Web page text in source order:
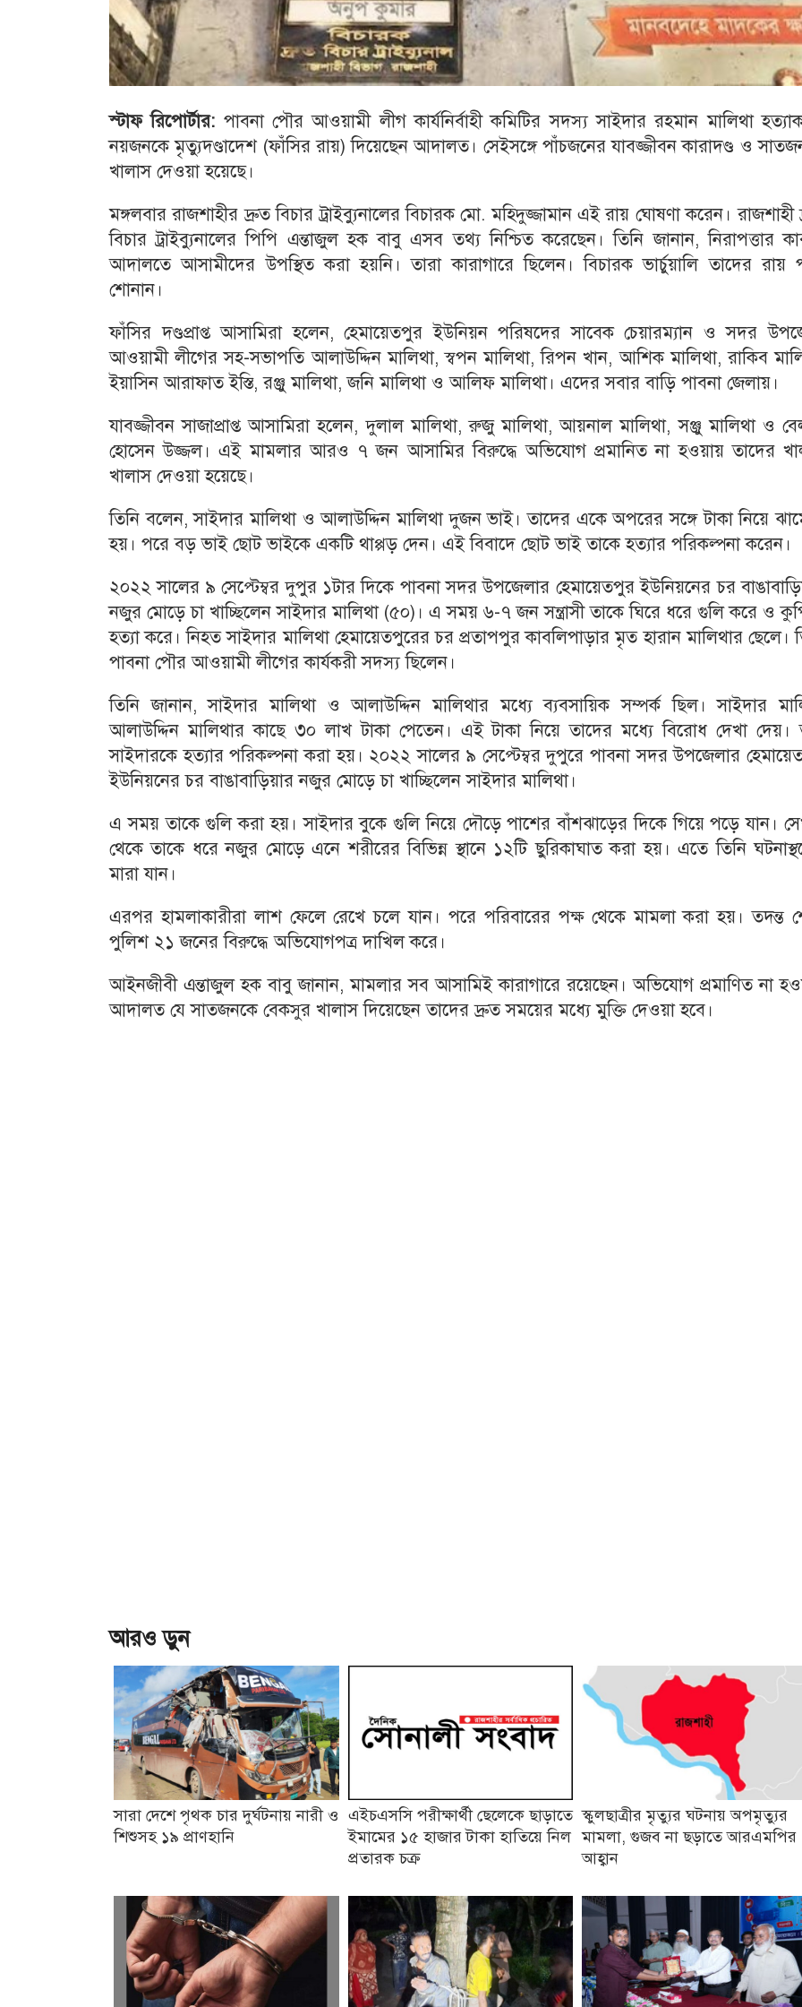
স্টাফ রিপোর্টার: পাবনা পৌর আওয়ামী লীগ কার্যনির্বাহী কমিটির সদস্য সাইদার রহমান মালিথা
নয়জনকে মৃত্যুদণ্ডাদেশ (ফাঁসির রায়) দিয়েছেন আদালত। সেইসঙ্গে পাঁচজনের যাবজ্জীবন কারাদণ্ড ও
খালাস দেওয়া হয়েছে।
মঙ্গলবার রাজশাহীর দ্রুত বিচার ট্রাইব্যুনালের বিচারক মো. মহিদুজ্জামান এই রায় ঘোষণা করেন। রাজশাহী
বিচার ট্রাইব্যুনালের পিপি এন্তাজুল হক বাবু এসব তথ্য নিশ্চিত করেছেন। তিনি জানান, নিরাপত্তার
আদালতে আসামীদের উপস্থিত করা হয়নি। তারা কারাগারে ছিলেন। বিচারক ভার্চুয়ালি তাদের রায়
শোনান।
ফাঁসির দণ্ডপ্রাপ্ত আসামিরা হলেন, হেমায়েতপুর ইউনিয়ন পরিষদের সাবেক চেয়ারম্যান ও সদর
আওয়ামী লীগের সহ-সভাপতি আলাউদ্দিন মালিথা, স্বপন মালিথা, রিপন খান, আশিক মালিথা, রাকিব
ইয়াসিন আরাফাত ইস্তি, রঞ্জু মালিথা, জনি মালিথা ও আলিফ মালিথা। এদের সবার বাড়ি পাবনা জেলায়।
যাবজ্জীবন সাজাপ্রাপ্ত আসামিরা হলেন, দুলাল মালিথা, রুজু মালিথা, আয়নাল মালিথা, সঞ্জু মালিথা ও
হোসেন উজ্জল। এই মামলার আরও ৭ জন আসামির বিরুদ্ধে অভিযোগ প্রমানিত না হওয়ায় তাদের
খালাস দেওয়া হয়েছে।
তিনি বলেন, সাইদার মালিথা ও আলাউদ্দিন মালিথা দুজন ভাই। তাদের একে অপরের সঙ্গে টাকা নিয়ে
হয়। পরে বড় ভাই ছোট ভাইকে একটি থাপ্পড় দেন। এই বিবাদে ছোট ভাই তাকে হত্যার পরিকল্পনা করেন।
২০২২ সালের ৯ সেপ্টেম্বর দুপুর ১টার দিকে পাবনা সদর উপজেলার হেমায়েতপুর ইউনিয়নের চর
নজুর মোড়ে চা খাচ্ছিলেন সাইদার মালিথা (৫০)। এ সময় ৬-৭ জন সন্ত্রাসী তাকে ঘিরে ধরে গুলি করে ও
হত্যা করে। নিহত সাইদার মালিথা হেমায়েতপুরের চর প্রতাপপুর কাবলিপাড়ার মৃত হারান মালিথার ছেলে।
পাবনা পৌর আওয়ামী লীগের কার্যকরী সদস্য ছিলেন।
তিনি জানান, সাইদার মালিথা ও আলাউদ্দিন মালিথার মধ্যে ব্যবসায়িক সম্পর্ক ছিল। সাইদার
আলাউদ্দিন মালিথার কাছে ৩০ লাখ টাকা পেতেন। এই টাকা নিয়ে তাদের মধ্যে বিরোধ দেখা দেয়।
সাইদারকে হত্যার পরিকল্পনা করা হয়। ২০২২ সালের ৯ সেপ্টেম্বর দুপুরে পাবনা সদর উপজেলার
ইউনিয়নের চর বাঙাবাড়িয়ার নজুর মোড়ে চা খাচ্ছিলেন সাইদার মালিথা।
এ সময় তাকে গুলি করা হয়। সাইদার বুকে গুলি নিয়ে দৌড়ে পাশের বাঁশঝাড়ের দিকে গিয়ে পড়ে যান।
থেকে তাকে ধরে নজুর মোড়ে এনে শরীরের বিভিন্ন স্থানে ১২টি ছুরিকাঘাত করা হয়। এতে তিনি
মারা যান।
এরপর হামলাকারীরা লাশ ফেলে রেখে চলে যান। পরে পরিবারের পক্ষ থেকে মামলা করা হয়। তদন্ত
পুলিশ ২১ জনের বিরুদ্ধে অভিযোগপত্র দাখিল করে।
আইনজীবী এন্তাজুল হক বাবু জানান, মামলার সব আসামিই কারাগারে রয়েছেন। অভিযোগ প্রমাণিত না
আদালত যে সাতজনকে বেকসুর খালাস দিয়েছেন তাদের দ্রুত সময়ের মধ্যে মুক্তি দেওয়া হবে।
আরও ড়ুন
সারা দেশে পৃথক চার দুর্ঘটনায় নারী ও
শিশুসহ ১৯ প্রাণহানি
এইচএসসি পরীক্ষার্থী ছেলেকে ছাড়াতে
ইমামের ১৫ হাজার টাকা হাতিয়ে নিল
প্রতারক চক্র
স্কুলছাত্রীর মৃত্যুর ঘটনায় অপমৃত্যুর
মামলা, গুজব না ছড়াতে আরএমপির
আহ্বান